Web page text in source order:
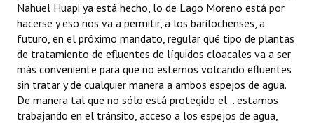
Nahuel Huapi ya está hecho, lo de Lago Moreno está por
hacerse y eso nos va a permitir, a los barilochenses, a
futuro, en el próximo mandato, regular qué tipo de plantas
de tratamiento de efluentes de líquidos cloacales va a ser
más conveniente para que no estemos volcando efluentes
sin tratar y de cualquier manera a ambos espejos de agua.
De manera tal que no sólo está protegido el... estamos
trabajando en el tránsito, acceso a los espejos de agua,